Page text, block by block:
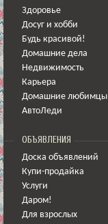
Здоровье
Досуг и хобби
Будь красивой!
Домашние дела
Недвижимость
Карьера
Домашние любимцы
АвтоЛеди
ОБЪЯВЛЕНИЯ
Доска объявлений
Купи-продайка
Услуги
Даром!
Для взрослых